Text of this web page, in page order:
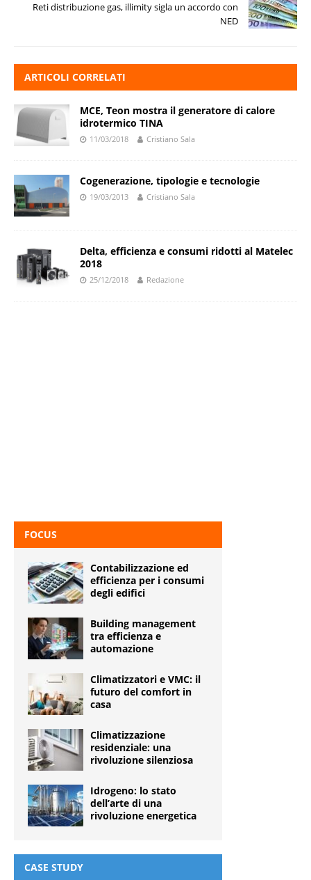
Reti distribuzione gas, illimity sigla un accordo con
NED
ARTICOLI CORRELATI
MCE, Teon mostra il generatore di calore
idrotermico TINA
11/03/2018 Cristiano Sala
Cogenerazione, tipologie e tecnologie
19/03/2013 Cristiano Sala
Delta, efficienza e consumi ridotti al Matelec
2018
25/12/2018 Redazione
FOCUS
Contabilizzazione ed
efficienza per i consumi
degli edifici
Building management
tra efficienza e
automazione
Climatizzatori e VMC: il
futuro del comfort in
casa
Climatizzazione
residenziale: una
rivoluzione silenziosa
Idrogeno: lo stato
dell’arte di una
rivoluzione energetica
CASE STUDY